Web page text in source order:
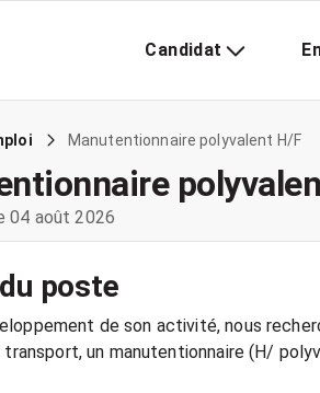
Candidat
Manutentionnaire polyvalent H/F
04 août 2026
poste
de son activité, nous
un manutentionnaire (H/